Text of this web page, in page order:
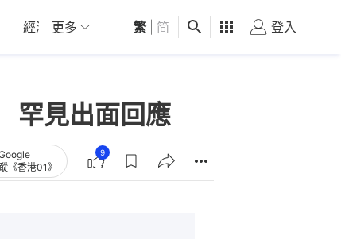
經濟 01深圳 觀點 健康 好食玩飛
更多 繁 简 登入
罕見出面回應
《香港01》
9